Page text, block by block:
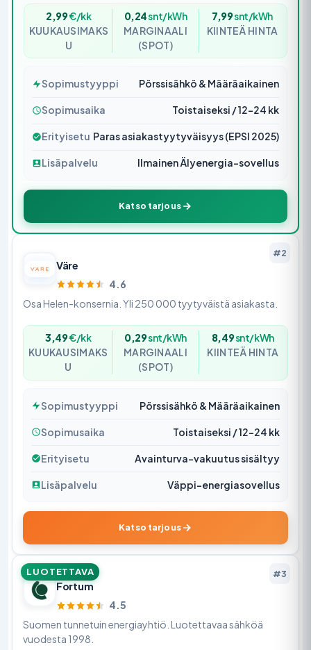
2,99€/kk
KUUKAUSIMAKS
U
0,24snt/kWh
MARGINAALI
(SPOT)
7,99snt/kWh
KIINTEÄ HINTA
Sopimustyyppi Pörssisähkö & Määräaikainen
Sopimusaika Toistaiseksi / 12–24 kk
Erityisetu Paras asiakastyytyväisyys (EPSI 2025)
Lisäpalvelu Ilmainen Älyenergia-sovellus
Katso tarjous
#2
Väre
4.6
Osa Helen-konsernia. Yli 250 000 tyytyväistä asiakasta.
3,49€/kk
KUUKAUSIMAKS
U
0,29snt/kWh
MARGINAALI
(SPOT)
8,49snt/kWh
KIINTEÄ HINTA
Sopimustyyppi Pörssisähkö & Määräaikainen
Sopimusaika Toistaiseksi / 12–24 kk
Erityisetu Avainturva-vakuutus sisältyy
Lisäpalvelu Väppi-energiasovellus
Katso tarjous
LUOTETTAVA #3
Fortum
4.5
Suomen tunnetuin energiayhtiö. Luotettavaa sähköä
vuodesta 1998.